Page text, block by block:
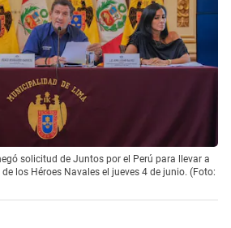
solicitud de Juntos por el Perú para llevar a
los Héroes Navales el jueves 4 de junio. (Foto: